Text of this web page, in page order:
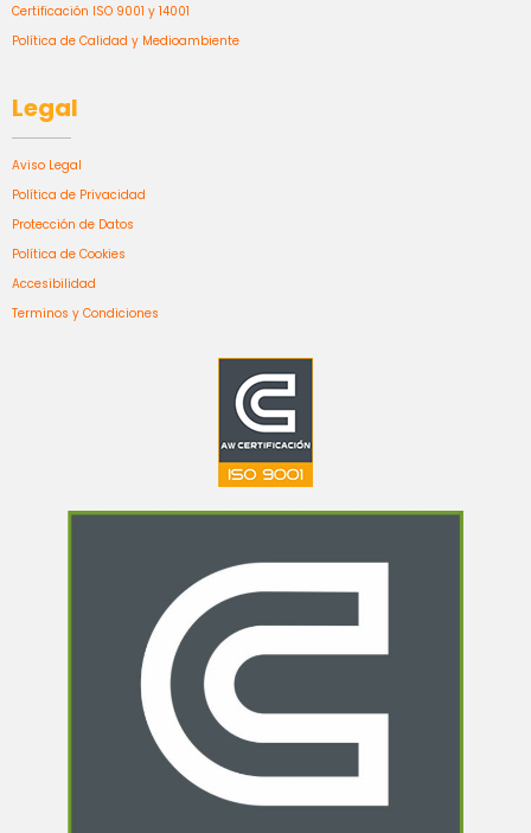
Certificación ISO 9001 y 14001
Política de Calidad y Medioambiente
Legal
Aviso Legal
Política de Privacidad
Protección de Datos
Política de Cookies
Accesibilidad
Terminos y Condiciones